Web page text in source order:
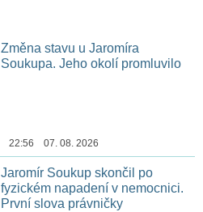
Změna stavu u Jaromíra
Soukupa. Jeho okolí promluvilo
22:56 07. 08. 2026
Jaromír Soukup skončil po
fyzickém napadení v nemocnici.
První slova právničky